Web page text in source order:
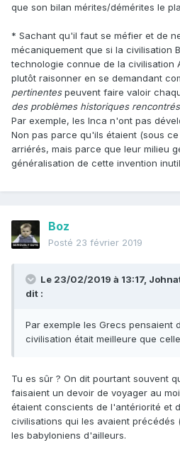
que son bilan mérites/démérites le
* Sachant qu'il faut se méfier et de
mécaniquement que si la civilisation
technologie connue de la civilisation
plutôt raisonner en se demandant
pertinentespeuvent faire valoir
des problèmes historiques
Par exemple, les Inca n'ont pas
Non pas parce qu'ils étaient (sous
arriérés, mais parce que leur milieu
généralisation de cette invention
Boz
Posté 23 février 2019
Le 23/02/2019 à 13:17,
dit :
Par exemple les Grecs pensaient
civilisation était meilleure que
Tu es sûr ? On dit pourtant souvent
faisaient un devoir de voyager au
étaient conscients de l'antériorité et
civilisations qui les avaient précédés
les babyloniens d'ailleurs.